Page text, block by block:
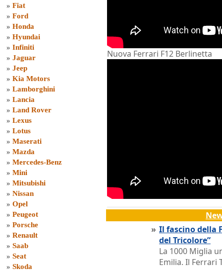
» Fiat
» Ford
» Honda
» Hyundai
» Infiniti
» Jaguar
» Jeep
» Kia Motors
» Lamborghini
» Lancia
» Land Rover
» Lexus
» Lotus
» Maserati
» Mazda
» Mercedes-Benz
» Mini
» Mitsubishi
» Nissan
» Opel
» Peugeot
» Porsche
» Renault
» Saab
» Seat
» Skoda
Nuova Ferrari F12 Berlinetta
» Il fascino della
del Tricolore”
La 1000 Miglia
Emilia. Il Ferrari